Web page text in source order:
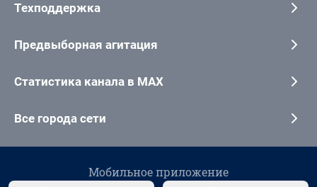
Техподдержка
Предвыборная агитация
Статистика канала в MAX
Все города сети
Мобильное приложение